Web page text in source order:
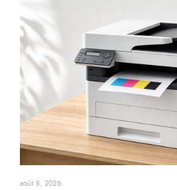
août 8, 2026